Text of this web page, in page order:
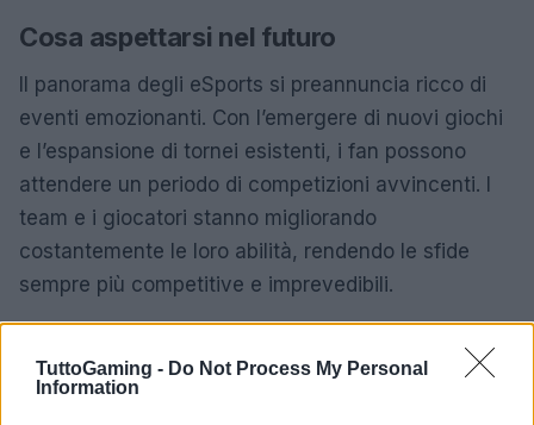
TuttoGaming - Do Not Process My Personal
Information
Cosa aspettarsi nel futuro
Il panorama degli eSports si preannuncia ricco di
eventi emozionanti. Con l’emergere di nuovi giochi
e l’espansione di tornei esistenti, i fan possono
attendere un periodo di competizioni avvincenti. I
team e i giocatori stanno migliorando
costantemente le loro abilità, rendendo le sfide
sempre più competitive e imprevedibili.
offre una vasta gamma di tornei e competizioni che